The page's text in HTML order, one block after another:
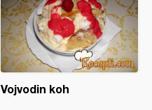
Vojvodin koh